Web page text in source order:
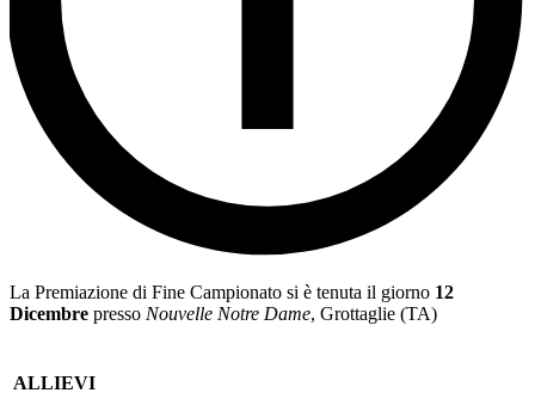
La Premiazione di Fine Campionato si è tenuta il giorno 12
Dicembre presso Nouvelle Notre Dame, Grottaglie (TA)
ALLIEVI